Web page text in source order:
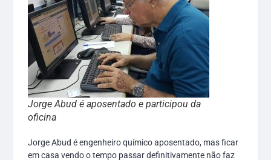
Jorge Abud é aposentado e participou da
oficina
Jorge Abud é engenheiro químico aposentado, mas ficar
em casa vendo o tempo passar definitivamente não faz